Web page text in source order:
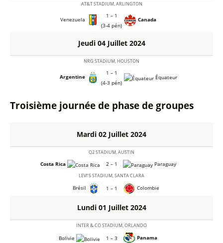
AT&T STADIUM, ARLINGTON
Venezuela
1 – 1
(3-4 pén)
Canada
Jeudi 04 Juillet 2024
NRG STADIUM, HOUSTON
Argentine
1 – 1
(4-3 pén)
Équateur
Troisième journée de phase de groupes
Mardi 02 Juillet 2024
Q2 STADIUM, AUSTIN
Costa Rica 2 – 1 Paraguay
LEVI’S STADIUM, SANTA CLARA
Brésil 1 – 1 Colombie
Lundi 01 Juillet 2024
INTER & CO STADIUM, ORLANDO
Bolivie 1 – 3 Panama